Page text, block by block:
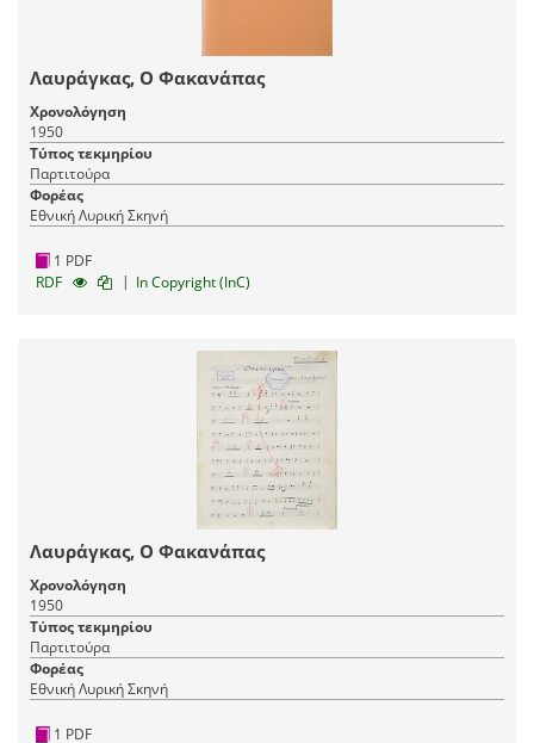
Λαυράγκας, Ο Φακανάπας
Χρονολόγηση
1950
Τύπος τεκμηρίου
Παρτιτούρα
Φορέας
Εθνική Λυρική Σκηνή
1 PDF
RDF
| In Copyright (InC)
Λαυράγκας, Ο Φακανάπας
Χρονολόγηση
1950
Τύπος τεκμηρίου
Παρτιτούρα
Φορέας
Εθνική Λυρική Σκηνή
1 PDF